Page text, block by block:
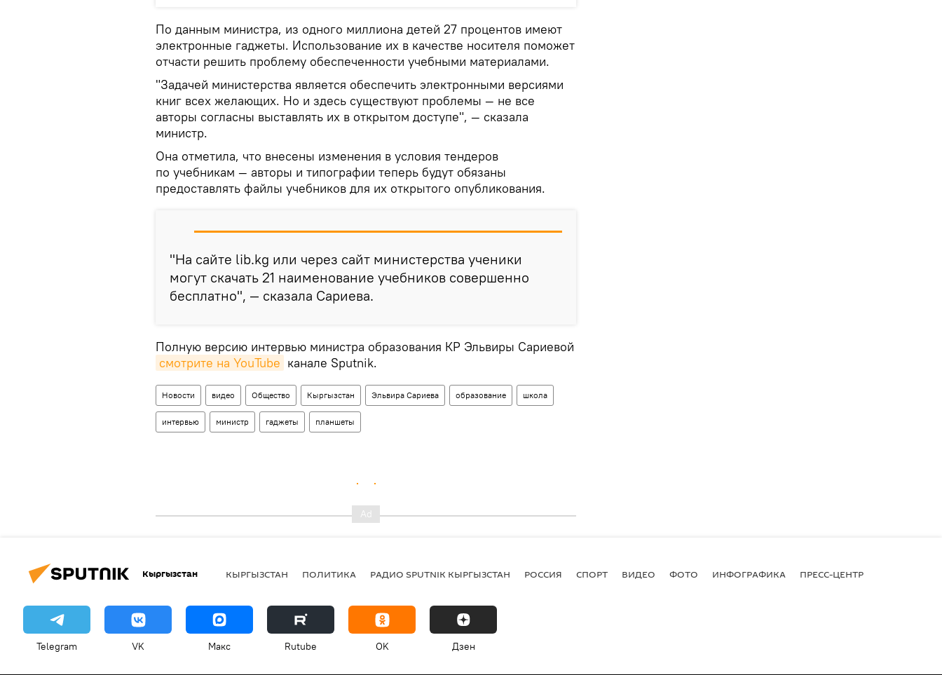
По данным министра, из одного миллиона детей 27 процентов имеют
электронные гаджеты. Использование их в качестве носителя поможет
отчасти решить проблему обеспеченности учебными материалами.
"Задачей министерства является обеспечить электронными версиями
книг всех желающих. Но и здесь существуют проблемы — не все
авторы согласны выставлять их в открытом доступе", — сказала
министр.
Она отметила, что внесены изменения в условия тендеров
по учебникам — авторы и типографии теперь будут обязаны
предоставлять файлы учебников для их открытого опубликования.
"На сайте lib.kg или через сайт министерства ученики
могут скачать 21 наименование учебников совершенно
бесплатно", — сказала Сариева.
Полную версию интервью министра образования КР Эльвиры Сариевой
смотрите на YouTube канале Sputnik.
Новости видео Общество Кыргызстан Эльвира Сариева образование школа
интервью министр гаджеты планшеты
Кыргызстан КЫРГЫЗСТАН ПОЛИТИКА РАДИО SPUTNIK КЫРГЫЗСТАН РОССИЯ СПОРТ ВИДЕО ФОТО ИНФОГРАФИКА ПРЕСС-ЦЕНТР
Telegram VK Макс Rutube OK Дзен